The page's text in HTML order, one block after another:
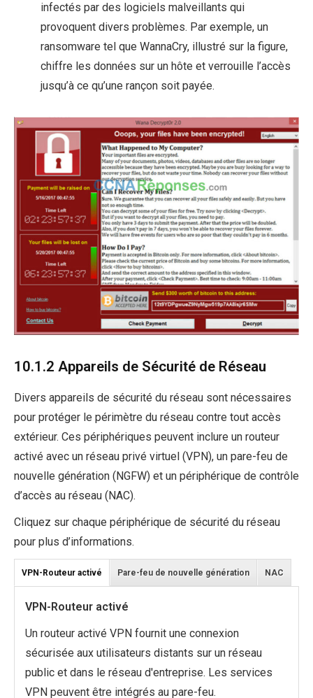
infectés par des logiciels malveillants qui
provoquent divers problèmes. Par exemple, un
ransomware tel que WannaCry, illustré sur la figure,
chiffre les données sur un hôte et verrouille l’accès
jusqu’à ce qu’une rançon soit payée.
10.1.2 Appareils de Sécurité de Réseau
Divers appareils de sécurité du réseau sont nécessaires
pour protéger le périmètre du réseau contre tout accès
extérieur. Ces périphériques peuvent inclure un routeur
activé avec un réseau privé virtuel (VPN), un pare-feu de
nouvelle génération (NGFW) et un périphérique de contrôle
d’accès au réseau (NAC).
Cliquez sur chaque périphérique de sécurité du réseau
pour plus d’informations.
VPN-Routeur activé Pare-feu de nouvelle génération NAC
VPN-Routeur activé
Un routeur activé VPN fournit une connexion
sécurisée aux utilisateurs distants sur un réseau
public et dans le réseau d'entreprise. Les services
VPN peuvent être intégrés au pare-feu.